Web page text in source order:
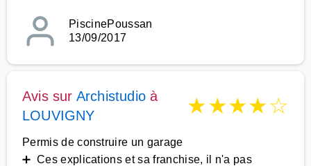
PiscinePoussan
13/09/2017
Avis sur Archistudio à
LOUVIGNY
★★★★☆
Permis de construire un garage
➕ Ces explications et sa franchise, il n'a pas